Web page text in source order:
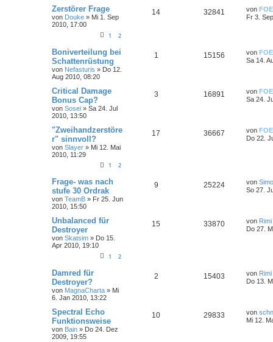
Zerstörer Frage
von Douke » Mi 1. Sep
2010, 17:00
1 2
14 32841 von FOE
Fr 3.
Boniverteilung bei
Schattenrüstung
von Nefasturis » Do 12.
Aug 2010, 08:20
1 15156 von FOE
Sa 14.
Critical Damage
Bonus Cap?
von Sosei » Sa 24. Jul
2010, 13:50
3 16891 von FOE
Sa 24.
"Zweihandzerstöre
r" sinnvoll?
von Slayer » Mi 12. Mai
2010, 11:29
1 2
17 36667 von FOE
Do 22.
Frage- was nach
stufe 30 Ordrak
von TeamB » Fr 25. Jun
2010, 15:50
9 25224 von
So 27.
Unbalanced für
Destroyer
von Skatsim » Do 15.
Apr 2010, 19:10
1 2
15 33870 von Rimi
Do 27.
Damred für
Destroyer?
von MagnaCharta » Mi
6. Jan 2010, 13:22
2 15403 von Rimi
Do 13.
Spectral Echo
Funktionsweise
von Bain » Do 24. Dez
2009, 19:55
10 29833 von
Mi 12.